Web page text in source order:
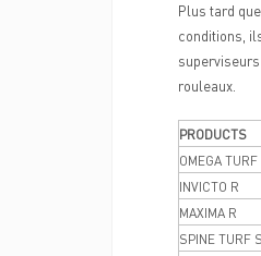
Plus tard
conditions,
rouleaux.
PRODUCTS
OMEGA TURF
INVICTO R
MAXIMA R
SPINE TURF